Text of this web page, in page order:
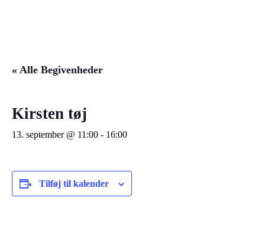
« Alle Begivenheder
Kirsten tøj
13. september @ 11:00 - 16:00
Tilføj til kalender